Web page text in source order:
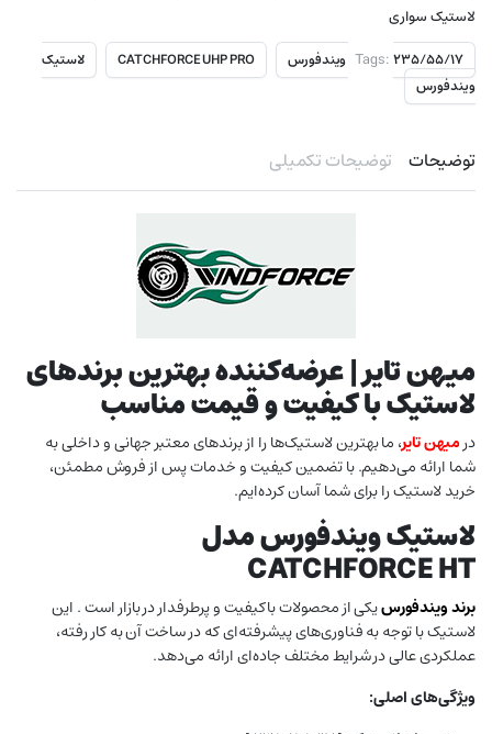
لاستیک سواری
Tags: ۲۳۵/۵۵/۱۷ ویندفورس CATCHFORCE UHP PRO
لاستیک
ویندفورس
توضیحات توضیحات تکمیلی
میهن تایر | عرضه‌کننده بهترین برندهای
لاستیک با کیفیت و قیمت مناسب
درمیهن تایر، ما بهترین لاستیک‌ها را از برندهای معتبر جهانی و داخلی به
شما ارائه می‌دهیم. با تضمین کیفیت و خدمات پس از فروش مطمئن،
خرید لاستیک را برای شما آسان کرده‌ایم.
لاستیک ویندفورس مدل
CATCHFORCE HT
برندویندفورسیکی از محصولات باکیفیت و پرطرفدار در بازار است . این
لاستیک با توجه به فناوری‌های پیشرفته‌ای که در ساخت آن به کار رفته،
عملکردی عالی در شرایط مختلف جاده‌ای ارائه می‌دهد.
ویژگی‌های اصلی: